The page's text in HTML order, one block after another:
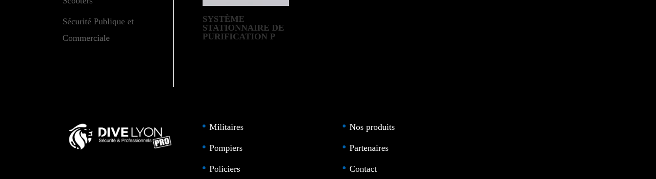
SYSTÈME
STATIONNAIRE DE
PURIFICATION P
Sécurité Publique et
Commerciale
Militaires
Pompiers
Policiers
Nos produits
Partenaires
Contact